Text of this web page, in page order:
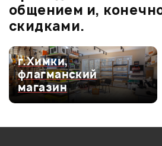
0.0
Оценка5
Оценка4
Оценка3
общением и,
скидками.
г.Химки,
флагманский
магазин